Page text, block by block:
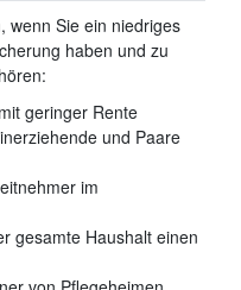
wenn Sie ein niedriges
haben und zu
geringer Rente
und Paare
im
gesamte Haushalt einen